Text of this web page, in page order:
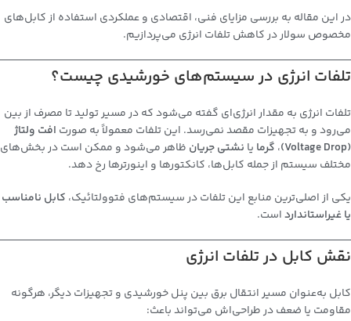
در این مقاله به بررسی مزایای فنی، اقتصادی و عملکردی استفاده ازکابل‌های
مخصوص سولاردر کاهش تلفات انرژی می‌پردازیم.
تلفات انرژی در سیستم‌های خورشیدی چیست؟
تلفات انرژی به مقدار انرژی‌ای گفته می‌شود که در مسیر تولید تا مصرف از بین
می‌رود و به تجهیزات مقصد نمی‌رسد. این تلفات معمولاً به صورت افت ولتاژ
(Voltage Drop)
، گرما یا نشتی جریان ظاهر می‌شود و ممکن است در بخش‌های
مختلف سیستم از جمله کابل‌ها، کانکتورها و اینورترها رخ دهد.
یکی از اصلی‌ترین منابع این تلفات در سیستم‌های فتوولتائیک، کابل نامناسب
یا غیراستاندارداست.
نقش کابل در تلفات انرژی
کابل به‌عنوان مسیر انتقال برق بین پنل خورشیدی و تجهیزات دیگر، هرگونه
مقاومت یا ضعف در طراحی‌اش می‌تواند باعث: